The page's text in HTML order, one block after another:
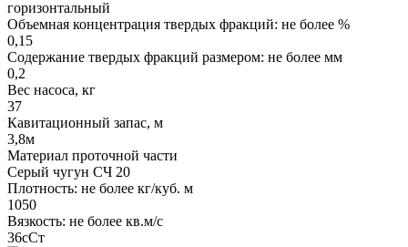
горизонтальный
Объемная концентрация твердых фракций: не более %
0,15
Содержание твердых фракций размером: не более мм
0,2
Вес насоса, кг
37
Кавитационный запас, м
3,8м
Материал проточной части
Серый чугун СЧ 20
Плотность: не более кг/куб. м
1050
Вязкость: не более кв.м/с
36сСт